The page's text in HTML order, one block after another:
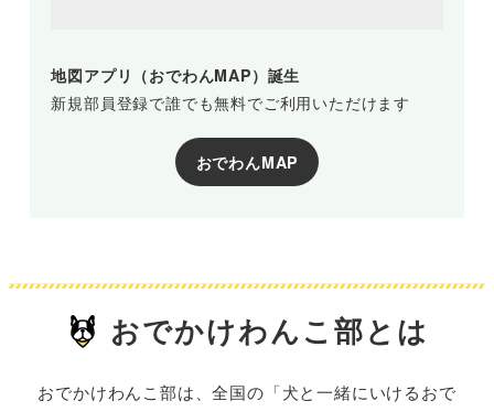
地図アプリ（おでわんMAP）誕生
新規部員登録で誰でも無料でご利用いただけます
おでわんMAP
おでかけわんこ部とは
おでかけわんこ部は、全国の「犬と一緒にいけるおで